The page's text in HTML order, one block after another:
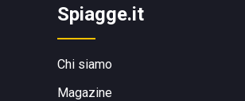
Spiagge.it
Chi siamo
Magazine